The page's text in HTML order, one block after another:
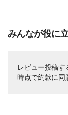
みんなが役に
レビュー投稿す
時点で約款に同